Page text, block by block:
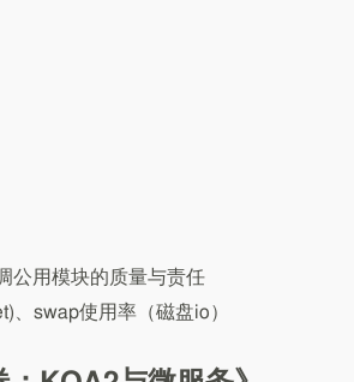
公用模块的质量与责任
swap使用率（磁盘io）